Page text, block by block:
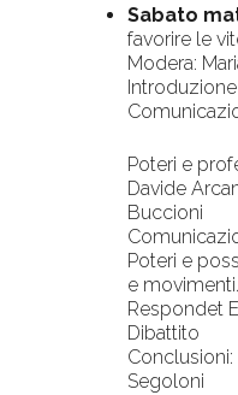
Sabato
favorire le
Modera:
Introduzione
Poteri e
Davide
Buccioni
Poteri e
e
Respondet
Dibattito
Segoloni